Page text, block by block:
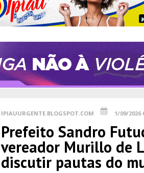
IPIAUURGENTE.BLOGSPOT.COM 1/09/2026
Prefeito Sandro
vereador Murillo de
discutir pautas do